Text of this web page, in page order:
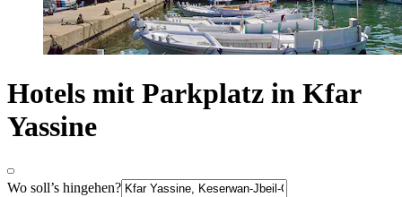
Hotels mit Parkplatz in Kfar
Yassine
Wo soll’s hingehen?